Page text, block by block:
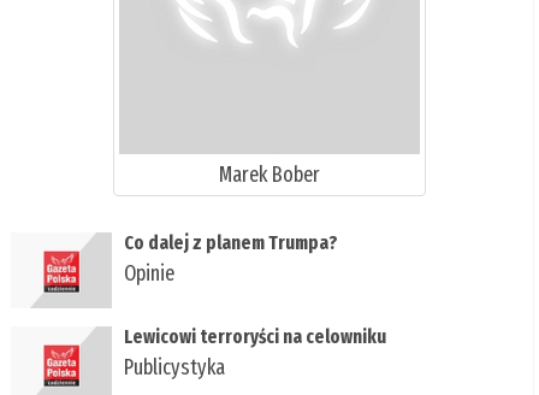
Marek Bober
Co dalej z planem Trumpa?
Opinie
Lewicowi terroryści na celowniku
Publicystyka